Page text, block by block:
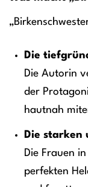
Die
Die Autorin
der
hautnah
Die starken
Die Frauen
perfekten